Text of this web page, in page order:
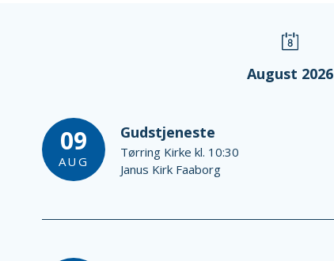
August 2026
09
AUG
Gudstjeneste
Tørring Kirke kl. 10:30
Janus Kirk Faaborg